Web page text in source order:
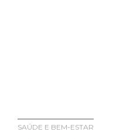
SAÚDE E BEM-ESTAR